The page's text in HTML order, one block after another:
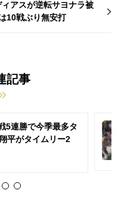
アスが逆転サヨナラ被
10戦ぶり無安打
記事
5連勝で今季最多タ
平がタイムリー2